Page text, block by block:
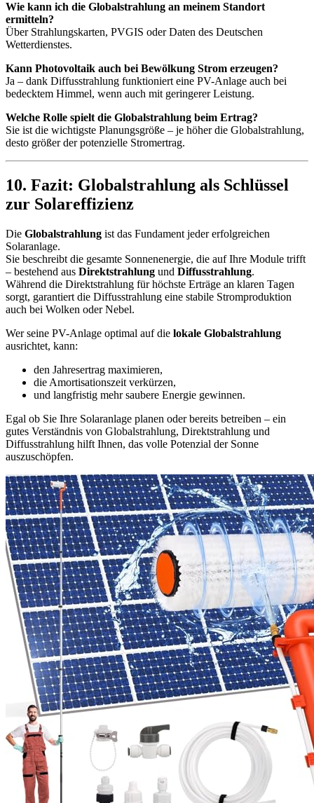
Wie kann ich die Globalstrahlung an meinem Standort
ermitteln?
Über Strahlungskarten, PVGIS oder Daten des Deutschen
Wetterdienstes.
Kann Photovoltaik auch bei Bewölkung Strom erzeugen?
Ja – dank Diffusstrahlung funktioniert eine PV-Anlage auch bei
bedecktem Himmel, wenn auch mit geringerer Leistung.
Welche Rolle spielt die Globalstrahlung beim Ertrag?
Sie ist die wichtigste Planungsgröße – je höher die Globalstrahlung,
desto größer der potenzielle Stromertrag.
10. Fazit: Globalstrahlung als Schlüssel
zur Solareffizienz
Die Globalstrahlung ist das Fundament jeder erfolgreichen
Solaranlage.
Sie beschreibt die gesamte Sonnenenergie, die auf Ihre Module trifft
– bestehend aus Direktstrahlung und Diffusstrahlung.
Während die Direktstrahlung für höchste Erträge an klaren Tagen
sorgt, garantiert die Diffusstrahlung eine stabile Stromproduktion
auch bei Wolken oder Nebel.
Wer seine PV-Anlage optimal auf die lokale Globalstrahlung
ausrichtet, kann:
den Jahresertrag maximieren,
die Amortisationszeit verkürzen,
und langfristig mehr saubere Energie gewinnen.
Egal ob Sie Ihre Solaranlage planen oder bereits betreiben – ein
gutes Verständnis von Globalstrahlung, Direktstrahlung und
Diffusstrahlung hilft Ihnen, das volle Potenzial der Sonne
auszuschöpfen.